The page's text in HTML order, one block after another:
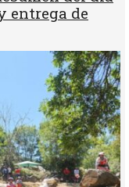
entrega de